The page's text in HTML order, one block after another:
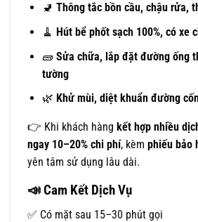
🚽 Thông tắc bồn cầu, chậu rửa,
🧹 Hút bể phốt sạch 100%, có xe
🧱 Sửa chữa, lắp đặt đường ống
tường
🌿 Khử mùi, diệt khuẩn đường
👉 Khi khách hàng kết hợp nhiều
ngay 10–20% chi phí, kèm phiếu bảo
yên tâm sử dụng lâu dài.
📣Cam Kết Dịch Vụ
✅ Có mặt sau 15–30 phút gọi